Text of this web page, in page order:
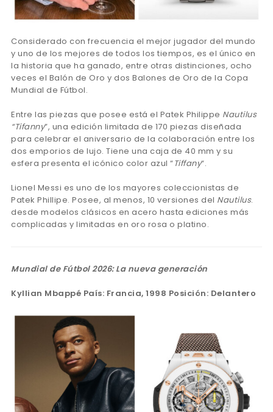
Considerado con frecuencia el mejor jugador del mundo
y uno de los mejores de todos los tiempos, es el único en
la historia que ha ganado, entre otras distinciones, ocho
veces el Balón de Oro y dos Balones de Oro de la Copa
Mundial de Fútbol.
Entre las piezas que posee está el Patek Philippe Nautilus
“Tifanny”, una edición limitada de 170 piezas diseñada
para celebrar el aniversario de la colaboración entre los
dos emporios de lujo. Tiene una caja de 40 mm y su
esfera presenta el icónico color azul “Tiffany“.
Lionel Messi es uno de los mayores coleccionistas de
Patek Phillipe. Posee, al menos, 10 versiones del Nautilus.
desde modelos clásicos en acero hasta ediciones más
complicadas y limitadas en oro rosa o platino.
Mundial de Fútbol 2026: La nueva generación
Kyllian Mbappé País: Francia, 1998 Posición: Delantero